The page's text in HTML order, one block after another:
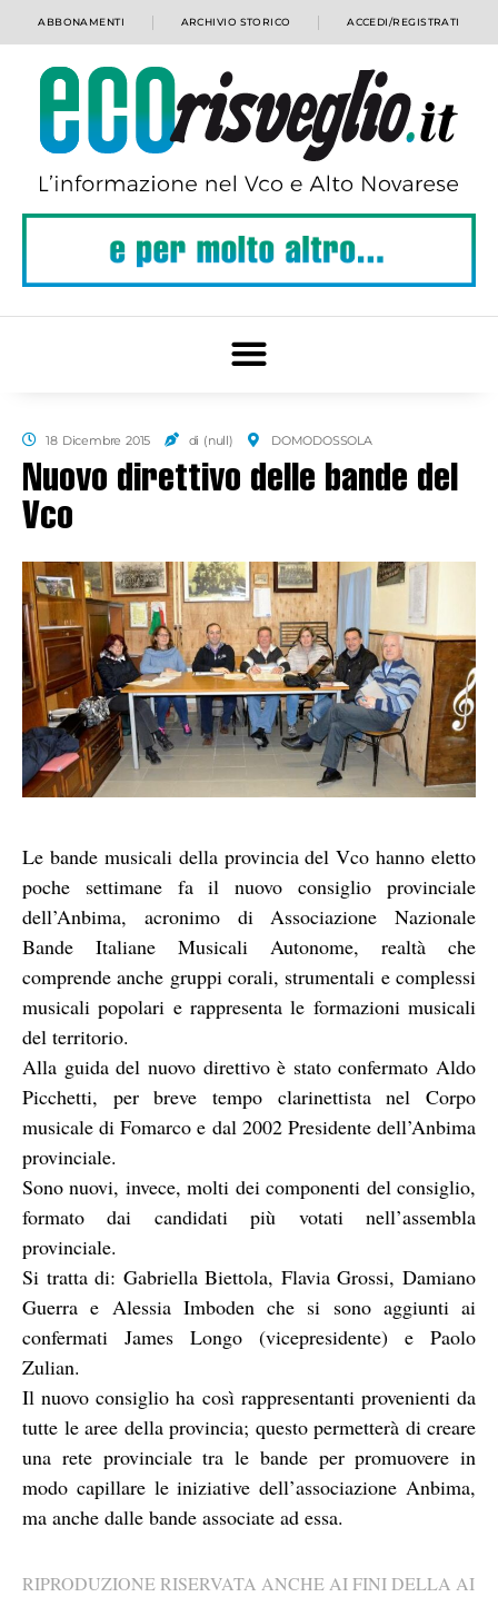
ABBONAMENTI ARCHIVIO STORICO ACCEDI/REGISTRATI
18 Dicembre 2015 di (null) DOMODOSSOLA
Nuovo direttivo delle bande del
Vco
Le bande musicali della provincia del Vco hanno eletto
poche settimane fa il nuovo consiglio provinciale
dell’Anbima, acronimo di Associazione Nazionale
Bande Italiane Musicali Autonome, realtà che
comprende anche gruppi corali, strumentali e complessi
musicali popolari e rappresenta le formazioni musicali
del territorio.
Alla guida del nuovo direttivo è stato confermato Aldo
Picchetti, per breve tempo clarinettista nel Corpo
musicale di Fomarco e dal 2002 Presidente dell’Anbima
provinciale.
Sono nuovi, invece, molti dei componenti del consiglio,
formato dai candidati più votati nell’assembla
provinciale.
Si tratta di: Gabriella Biettola, Flavia Grossi, Damiano
Guerra e Alessia Imboden che si sono aggiunti ai
confermati James Longo (vicepresidente) e Paolo
Zulian.
Il nuovo consiglio ha così rappresentanti provenienti da
tutte le aree della provincia; questo permetterà di creare
una rete provinciale tra le bande per promuovere in
modo capillare le iniziative dell’associazione Anbima,
ma anche dalle bande associate ad essa.
RIPRODUZIONE RISERVATA ANCHE AI FINI DELLA AI